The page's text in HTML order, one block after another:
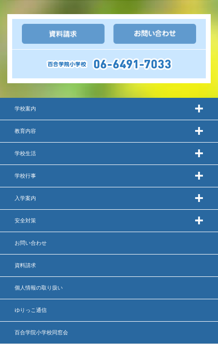
学校案内
教育内容
学校生活
学校行事
入学案内
安全対策
お問い合わせ
資料請求
個人情報の取り扱い
ゆりっこ通信
百合学院小学校同窓会